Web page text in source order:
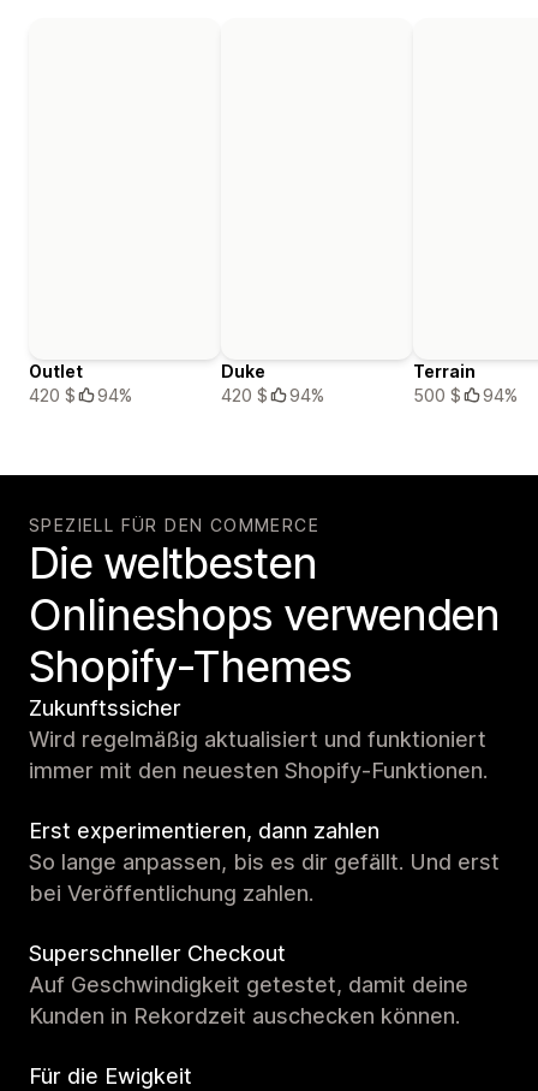
Outlet
420 $
94%
Duke
420 $
94%
Terrain
500 $
94%
SPEZIELL FÜR DEN COMMERCE
Die weltbesten
Onlineshops verwenden
Shopify-Themes
Zukunftssicher
Wird regelmäßig aktualisiert und funktioniert
immer mit den neuesten Shopify-Funktionen.
Erst experimentieren, dann zahlen
So lange anpassen, bis es dir gefällt. Und erst
bei Veröffentlichung zahlen.
Superschneller Checkout
Auf Geschwindigkeit getestet, damit deine
Kunden in Rekordzeit auschecken können.
Für die Ewigkeit